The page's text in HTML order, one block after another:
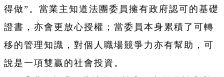
得做”。當業主知道法團委員擁有政府認可的基礎
證書，亦會更放心授權；當委員本身累積了可轉
移的管理知識，對個人職場競爭力亦有幫助，可
說是一項雙贏的社會投資。